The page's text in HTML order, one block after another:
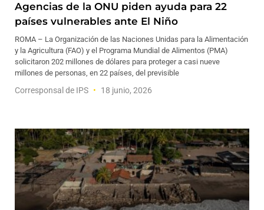
Agencias de la ONU piden ayuda para 22
países vulnerables ante El Niño
ROMA – La Organización de las Naciones Unidas para la Alimentación
y la Agricultura (FAO) y el Programa Mundial de Alimentos (PMA)
solicitaron 202 millones de dólares para proteger a casi nueve
millones de personas, en 22 países, del previsible
Corresponsal de IPS 18 junio, 2026